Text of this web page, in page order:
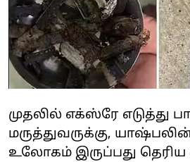
முதலில் எக்ஸ்ரே எடுத்து
மருத்துவருக்கு,
உலோகம் இருப்பது